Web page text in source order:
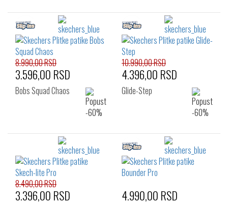
8.990,00 RSD
3.596,00 RSD
Bobs Squad Chaos
10.990,00 RSD
4.396,00 RSD
Glide-Step
8.490,00 RSD
3.396,00 RSD 4.990,00 RSD